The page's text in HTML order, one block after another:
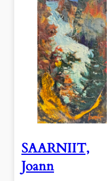
SAARNIIT,
Joann